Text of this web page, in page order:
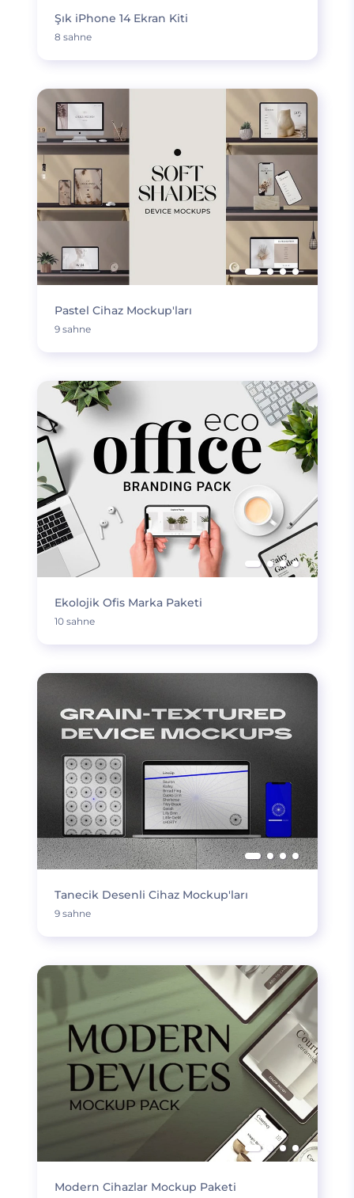
Şık iPhone 14 Ekran Kiti
8 sahne
Pastel Cihaz Mockup'ları
9 sahne
Ekolojik Ofis Marka Paketi
10 sahne
Tanecik Desenli Cihaz Mockup'ları
9 sahne
Modern Cihazlar Mockup Paketi